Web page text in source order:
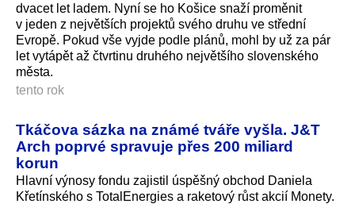
dvacet let ladem. Nyní se ho Košice snaží proměnit
v jeden z největších projektů svého druhu ve střední
Evropě. Pokud vše vyjde podle plánů, mohl by už za pár
let vytápět až čtvrtinu druhého největšího slovenského
města.
tento rok
Tkáčova sázka na známé tváře vyšla. J&T
Arch poprvé spravuje přes 200 miliard
korun
Hlavní výnosy fondu zajistil úspěšný obchod Daniela
Křetínského s TotalEnergies a raketový růst akcií Monety.